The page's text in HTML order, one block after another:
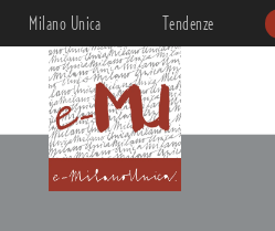
Milano Unica Tendenze